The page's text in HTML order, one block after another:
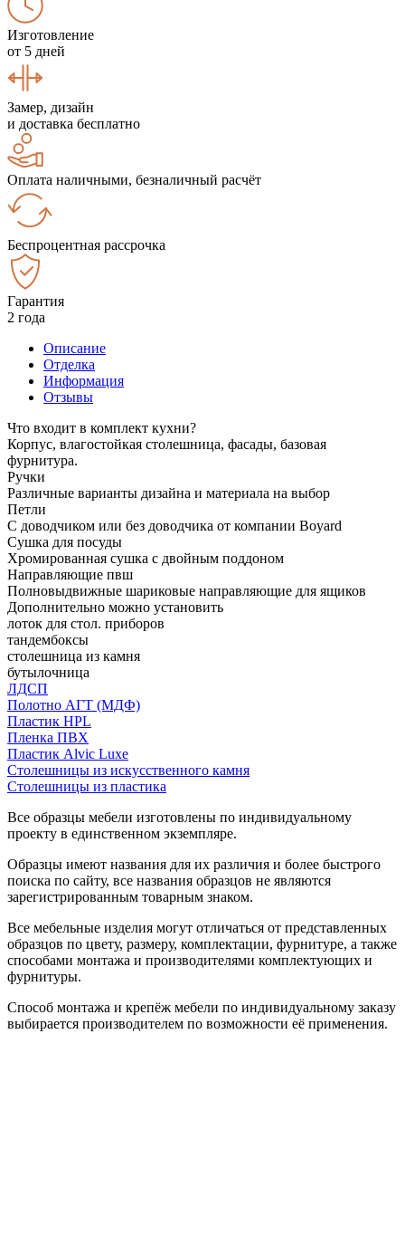
Изготовление
от 5 дней
Замер, дизайн
и доставка бесплатно
Оплата наличными, безналичный расчёт
Беспроцентная рассрочка
Гарантия
2 года
Описание
Отделка
Информация
Отзывы
Что входит в комплект кухни?
Корпус, влагостойкая столешница, фасады, базовая
фурнитура.
Ручки
Различные варианты дизайна и материала на выбор
Петли
С доводчиком или без доводчика от компании Boyard
Сушка для посуды
Хромированная сушка с двойным поддоном
Направляющие пвш
Полновыдвижные шариковые направляющие для ящиков
Дополнительно можно установить
лоток для стол. приборов
тандембоксы
столешница из камня
бутылочница
ЛДСП
Полотно АГТ (МДФ)
Пластик HPL
Пленка ПВХ
Пластик Alvic Luxe
Столешницы из искусственного камня
Столешницы из пластика
Все образцы мебели изготовлены по индивидуальному
проекту в единственном экземпляре.
Образцы имеют названия для их различия и более быстрого
поиска по сайту, все названия образцов не являются
зарегистрированным товарным знаком.
Все мебельные изделия могут отличаться от представленных
образцов по цвету, размеру, комплектации, фурнитуре, а также
способами монтажа и производителями комплектующих и
фурнитуры.
Способ монтажа и крепёж мебели по индивидуальному заказу
выбирается производителем по возможности её применения.